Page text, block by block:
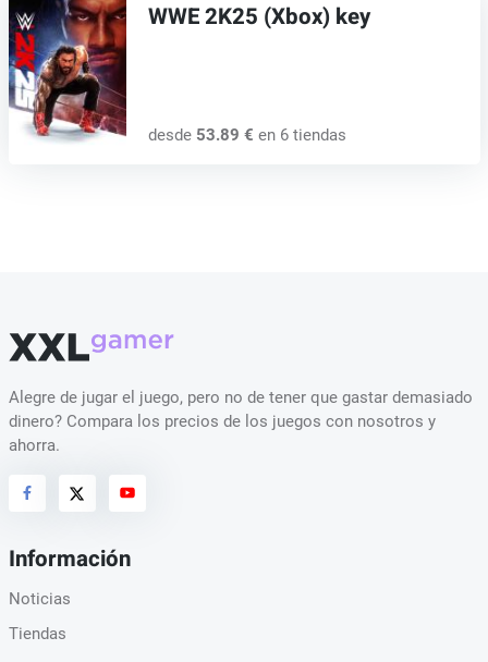
WWE 2K25 (Xbox) key
desde 53.89 € en 6 tiendas
Alegre de jugar el juego, pero no de tener que gastar demasiado
dinero? Compara los precios de los juegos con nosotros y
ahorra.
Información
Noticias
Tiendas